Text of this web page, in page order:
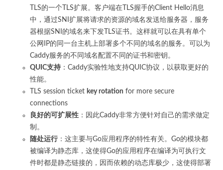
TLS的一个TLS扩展。客户端在TLS握手的Client Hello消息
中，通过SNI扩展将请求的资源的域名发送给服务器，服务
器根据SNI的域名来下发TLS证书。这样就可以在具有单个
公网IP的同一台主机上部署多个不同的域名的服务。可以为
Caddy服务的不同域名配置不同的证书和密钥。
QUIC支持 ：Caddy实验性地支持QUIC协议，以获取更好的
性能。
TLS session ticket key rotation for more secure
connections
良好的可扩展性 ：因此Caddy非常方便针对自己的需求做定
制。
随处运行：这主要与Go应用程序的特性有关。Go的模块都
被编译为静态库，这使得Go的应用程序在编译为可执行文
件时都是静态链接的，因而依赖的动态库极少，这使得部署